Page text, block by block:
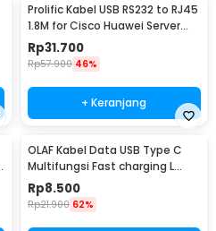
Prolific Kabel USB RS232 to RJ45
1.8M for Cisco Huawei Server
Router - PL2303RA
Rp31.700
Rp57.900 46%
+ Keranjang
OLAF Kabel Data USB Type C
Multifungsi Fast charging L
Shape 5A 1M - OL01
Rp8.500
Rp21.900 62%